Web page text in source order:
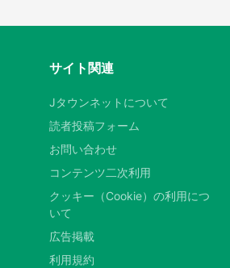
サイト関連
Jタウンネットについて
読者投稿フォーム
お問い合わせ
コンテンツ二次利用
クッキー（Cookie）の利用につ
いて
広告掲載
利用規約